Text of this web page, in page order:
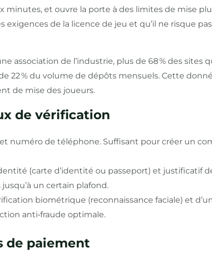
et ouvre la porte à des limites de mise
exigences de la licence de jeu et qu’il ne risque
association de l’industrie, plus de 68 % des sites
22 % du volume de dépôts mensuels. Cette
de mise des joueurs.
de vérification
et numéro de téléphone. Suffisant pour créer un
(carte d’identité ou passeport) et justificatif
un certain plafond.
biométrique (reconnaissance faciale) et
anti‑fraude optimale.
de paiement